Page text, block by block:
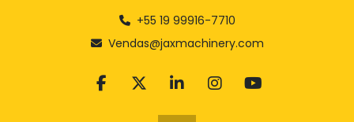
+55 19 99916-7710
Vendas@jaxmachinery.com
facebook
twitterlinkedininstagram
youtube